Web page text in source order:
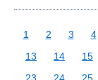
1 2 3 4
13
14 15